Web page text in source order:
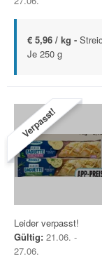
€ 5,96 / kg -
Je 250 g
Verpasst!
Leider verpasst!
Gültig: 21.06. -
27.06.